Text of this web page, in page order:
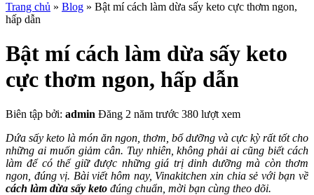
Trang chủ » Blog » Bật mí cách làm dừa sấy keto cực thơm ngon,
hấp dẫn
Bật mí cách làm dừa sấy keto
cực thơm ngon, hấp dẫn
Biên tập bởi: admin Đăng 2 năm trước 380 lượt xem
Dứa sấy keto là món ăn ngon, thơm, bổ dưỡng và cực kỳ rất tốt cho
những ai muốn giảm cân. Tuy nhiên, không phải ai cũng biết cách
làm để có thể giữ được những giá trị dinh dưỡng mà còn thơm
ngon, đúng vị. Bài viết hôm nay, Vinakitchen xin chia sẻ với bạn về
cách làm dừa sấy keto đúng chuẩn, mời bạn cùng theo dõi.